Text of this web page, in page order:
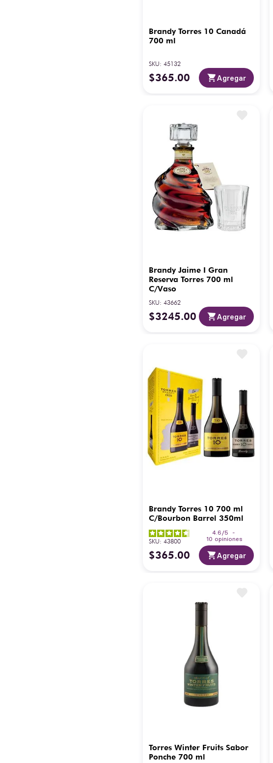
Brandy Torres 10 Canadá
700 ml
SKU:45132
$365.00 Agregar
Brandy Jaime I Gran
Reserva Torres 700 ml
C/Vaso
SKU:43662
$3245.00 Agregar
Brandy Torres 10 700 ml
C/Bourbon Barrel 350ml
4.6 /5
-
10 opiniones
SKU:43800
$365.00 Agregar
Torres Winter Fruits Sabor
Ponche 700 ml